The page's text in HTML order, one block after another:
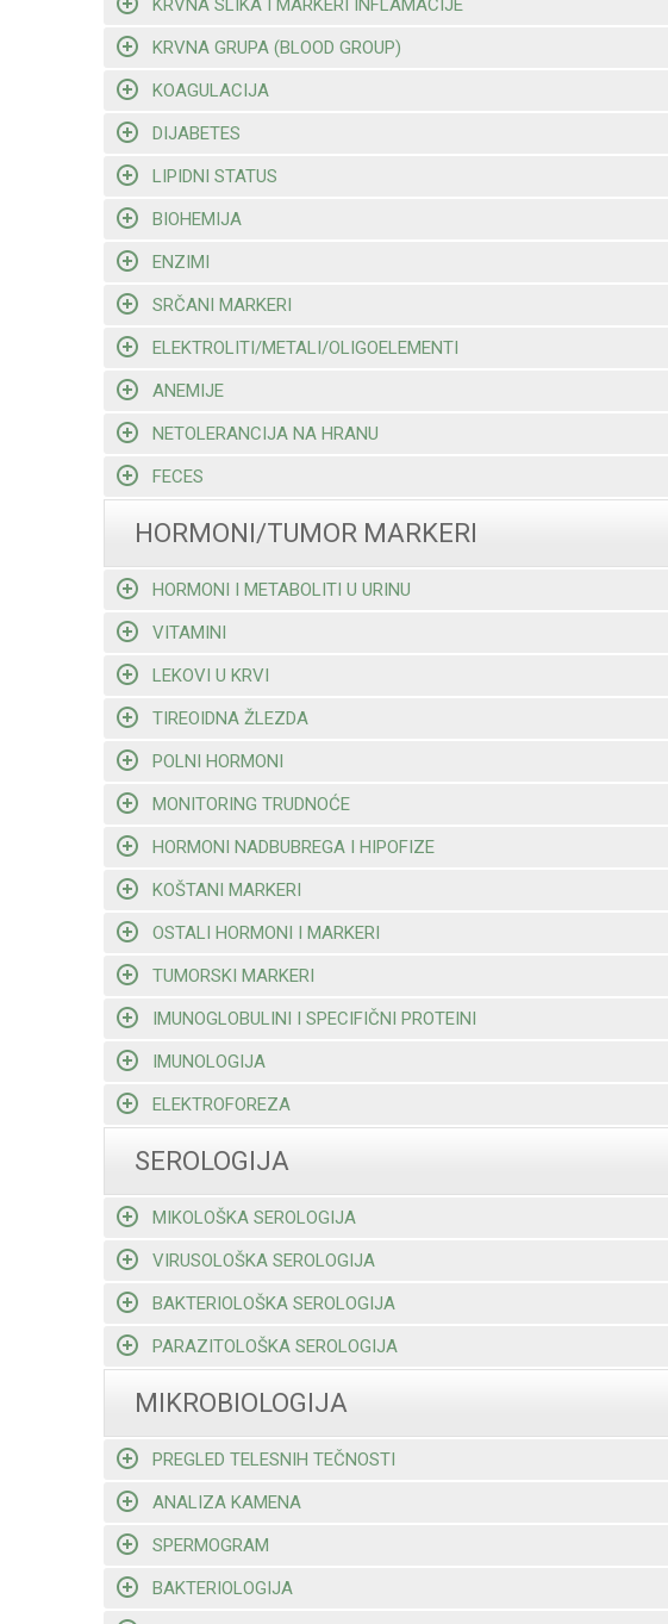
KRVNA SLIKA I MARKERI INFLAMACIJE
KRVNA GRUPA (BLOOD GROUP)
KOAGULACIJA
DIJABETES
LIPIDNI STATUS
BIOHEMIJA
ENZIMI
SRČANI MARKERI
ELEKTROLITI/METALI/OLIGOELEMENTI
ANEMIJE
NETOLERANCIJA NA HRANU
FECES
HORMONI/TUMOR MARKERI
HORMONI I METABOLITI U URINU
VITAMINI
LEKOVI U KRVI
TIREOIDNA ŽLEZDA
POLNI HORMONI
MONITORING TRUDNOĆE
HORMONI NADBUBREGA I HIPOFIZE
KOŠTANI MARKERI
OSTALI HORMONI I MARKERI
TUMORSKI MARKERI
IMUNOGLOBULINI I SPECIFIČNI PROTEINI
IMUNOLOGIJA
ELEKTROFOREZA
SEROLOGIJA
MIKOLOŠKA SEROLOGIJA
VIRUSOLOŠKA SEROLOGIJA
BAKTERIOLOŠKA SEROLOGIJA
PARAZITOLOŠKA SEROLOGIJA
MIKROBIOLOGIJA
PREGLED TELESNIH TEČNOSTI
ANALIZA KAMENA
SPERMOGRAM
BAKTERIOLOGIJA